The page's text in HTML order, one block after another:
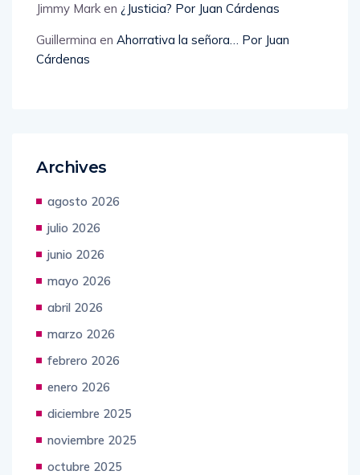
Jimmy Mark en ¿Justicia? Por Juan Cárdenas
Guillermina en Ahorrativa la señora… Por Juan
Cárdenas
Archives
agosto 2026
julio 2026
junio 2026
mayo 2026
abril 2026
marzo 2026
febrero 2026
enero 2026
diciembre 2025
noviembre 2025
octubre 2025